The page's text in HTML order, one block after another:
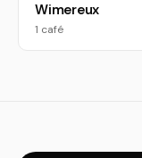
Wimereux
1 café